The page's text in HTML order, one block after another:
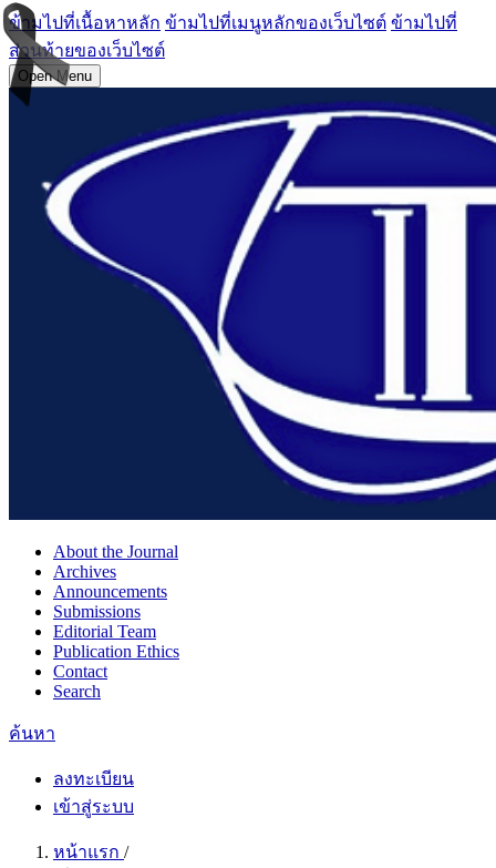
ข้ามไปที่เนื้อหาหลัก ข้ามไปที่เมนูหลักของเว็บไซต์ ข้ามไปที่
ส่วนท้ายของเว็บไซต์
Open Menu
About the Journal
Archives
Announcements
Submissions
Editorial Team
Publication Ethics
Contact
Search
ค้นหา
ลงทะเบียน
เข้าสู่ระบบ
หน้าแรก /